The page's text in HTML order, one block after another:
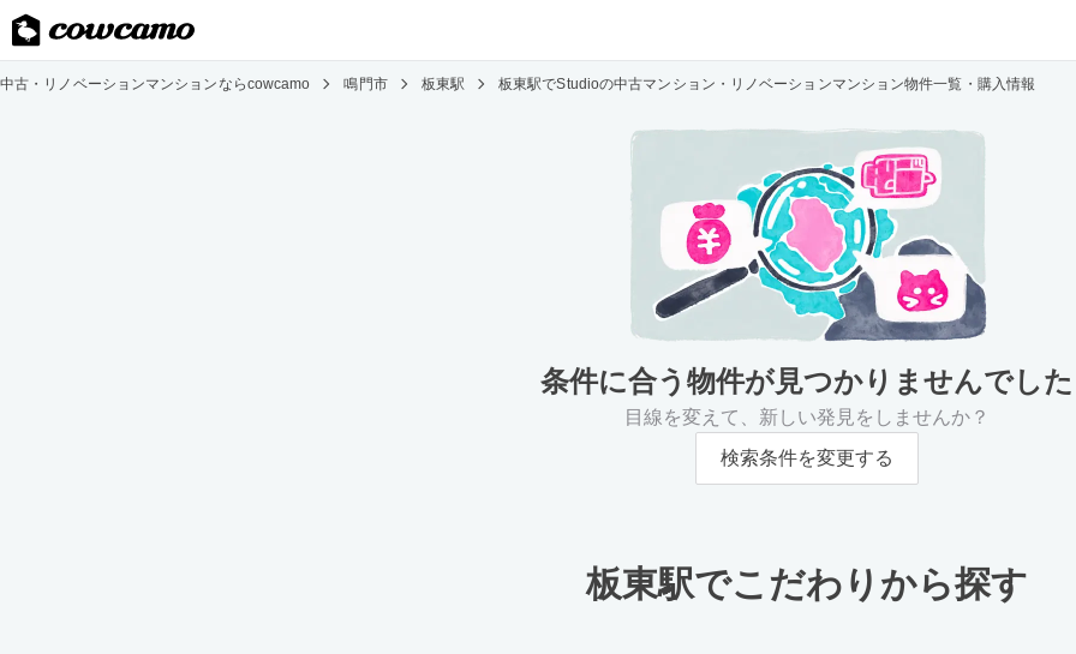
中古・リノベーションマンションならcowcamo 鳴門市 板東駅 板東駅でStudioの中古マンション・リノベーションマンション物件一覧・購入情報
条件に合う物件が見つかりませんでした
目線を変えて、新しい発見をしませんか？
検索条件を変更する
板東駅でこだわりから探す